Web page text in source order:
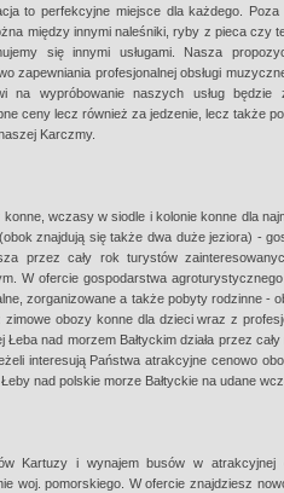
to perfekcyjne miejsce dla każdego.
między innymi naleśniki, ryby z pieca czy
się innymi usługami. Nasza
zapewniania profesjonalnej obsługi
na wypróbowanie naszych usług będzie
ceny lecz również za jedzenie, lecz także
Karczmy.
wczasy w siodle i kolonie konne dla
znajdują się także dwa duże jeziora) -
przez cały rok turystów
W ofercie gospodarstwa
zorganizowane a także pobyty rodzinne -
obozy konne dla dzieci wraz z
Łeba nad morzem Bałtyckim działa przez
interesują Państwa atrakcyjne cenowo
nad polskie morze Bałtyckie na udane
Kartuzy i wynajem busów w
woj. pomorskiego. W ofercie znajdziesz